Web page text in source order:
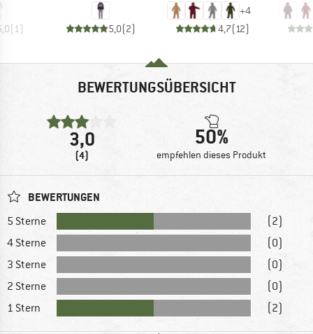
(1 ) 5,0(2)
+4
4,7(12)
BEWERTUNGSÜBERSICHT
3,0
(4)
50%
empfehlen dieses Produkt
BEWERTUNGEN
5 Sterne
(2)
4 Sterne
(0)
3 Sterne
(0)
2 Sterne
(0)
1 Stern
(2)